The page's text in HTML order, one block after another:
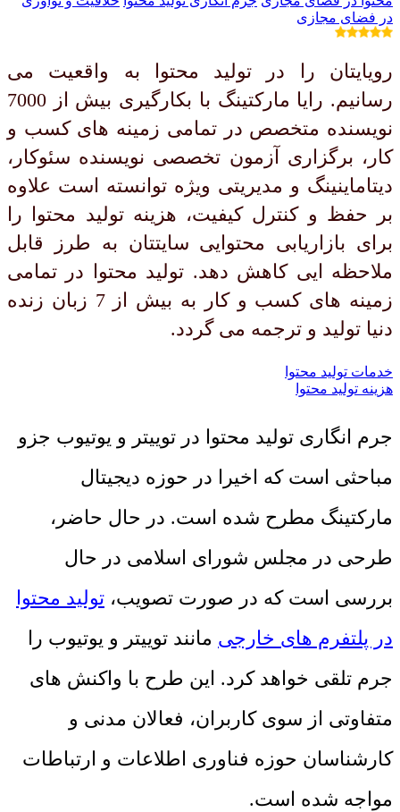
در فضای مجازی
رویایتان را در تولید محتوا به واقعیت می
رسانیم. رایا مارکتینگ با بکارگیری بیش از 7000
نویسنده متخصص در تمامی زمینه های کسب و
کار، برگزاری آزمون تخصصی نویسنده سئوکار،
دیتاماینینگ و مدیریتی ویژه توانسته است علاوه
بر حفظ و کنترل کیفیت، هزینه تولید محتوا را
برای بازاریابی محتوایی سایتتان به طرز قابل
ملاحظه ایی کاهش دهد. تولید محتوا در تمامی
زمینه های کسب و کار به بیش از 7 زبان زنده
دنیا تولید و ترجمه می گردد.
خدمات تولید محتوا
هزینه تولید محتوا
جرم انگاری تولید محتوا در توییتر و یوتیوب جزو
مباحثی است که اخیرا در حوزه دیجیتال
مارکتینگ مطرح شده است. در حال حاضر،
طرحی در مجلس شورای اسلامی در حال
بررسی است که در صورت تصویب، تولید محتوا
در پلتفرم ‌های خارجی مانند توییتر و یوتیوب را
جرم تلقی خواهد کرد. این طرح با واکنش ‌های
متفاوتی از سوی کاربران، فعالان مدنی و
کارشناسان حوزه فناوری اطلاعات و ارتباطات
مواجه شده است.